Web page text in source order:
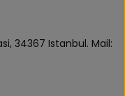
34367 Istanbul. Mail: